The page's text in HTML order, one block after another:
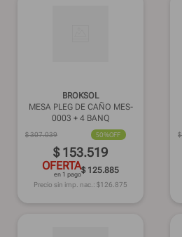
BROKSOL
MESA PLEG DE CAÑO MES-
0003 + 4 BANQ
$307.039 50%OFF
$ 153.519
OFERTA
en 1 pago$ 125.885
Precio sin imp. nac.: $126.875
$